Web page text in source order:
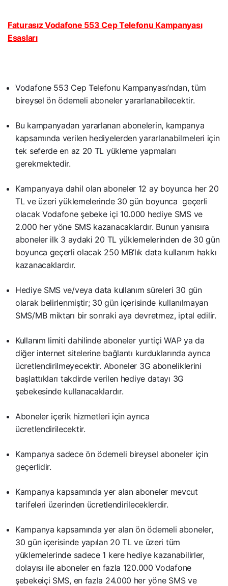
Faturasız Vodafone 553 Cep Telefonu Kampanyası
Esasları
Vodafone 553 Cep Telefonu Kampanyası’ndan, tüm
bireysel ön ödemeli aboneler yararlanabilecektir.
Bu kampanyadan yararlanan abonelerin, kampanya
kapsamında verilen hediyelerden yararlanabilmeleri için
tek seferde en az 20 TL yükleme yapmaları
gerekmektedir.
Kampanyaya dahil olan aboneler 12 ay boyunca her 20
TL ve üzeri yüklemelerinde 30 gün boyunca geçerli
olacak Vodafone şebeke içi 10.000 hediye SMS ve
2.000 her yöne SMS kazanacaklardır. Bunun yanısıra
aboneler ilk 3 aydaki 20 TL yüklemelerinden de 30 gün
boyunca geçerli olacak 250 MB’lık data kullanım hakkı
kazanacaklardır.
Hediye SMS ve/veya data kullanım süreleri 30 gün
olarak belirlenmiştir; 30 gün içerisinde kullanılmayan
SMS/MB miktarı bir sonraki aya devretmez, iptal edilir.
Kullanım limiti dahilinde aboneler yurtiçi WAP ya da
diğer internet sitelerine bağlantı kurduklarında ayrıca
ücretlendirilmeyecektir. Aboneler 3G aboneliklerini
başlattıkları takdirde verilen hediye datayı 3G
şebekesinde kullanacaklardır.
Aboneler içerik hizmetleri için ayrıca
ücretlendirilecektir.
Kampanya sadece ön ödemeli bireysel aboneler için
geçerlidir.
Kampanya kapsamında yer alan aboneler mevcut
tarifeleri üzerinden ücretlendirileceklerdir.
Kampanya kapsamında yer alan ön ödemeli aboneler,
30 gün içerisinde yapılan 20 TL ve üzeri tüm
yüklemelerinde sadece 1 kere hediye kazanabilirler,
dolayısı ile aboneler en fazla 120.000 Vodafone
şebekeiçi SMS, en fazla 24.000 her yöne SMS ve